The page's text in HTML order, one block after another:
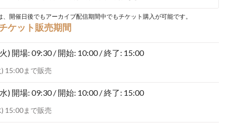
開催日後でもアーカイブ配信期間中でもチケット購入が可能です。
ケット販売期間
) 開場: 09:30 / 開始: 10:00 / 終了: 15:00
15:00まで販売
) 開場: 09:30 / 開始: 10:00 / 終了: 15:00
15:00まで販売